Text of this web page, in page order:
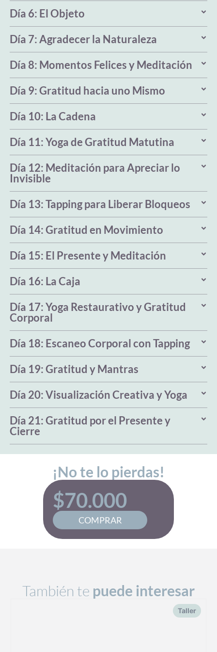
Día 6: El Objeto
Día 7: Agradecer la Naturaleza
Día 8: Momentos Felices y Meditación
Día 9: Gratitud hacia uno Mismo
Día 10: La Cadena
Día 11: Yoga de Gratitud Matutina
Día 12: Meditación para Apreciar lo
Invisible
Día 13: Tapping para Liberar Bloqueos
Día 14: Gratitud en Movimiento
Día 15: El Presente y Meditación
Día 16: La Caja
Día 17: Yoga Restaurativo y Gratitud
Corporal
Día 18: Escaneo Corporal con Tapping
Día 19: Gratitud y Mantras
Día 20: Visualización Creativa y Yoga
Día 21: Gratitud por el Presente y
Cierre
¡No te lo pierdas!
$70.000
COMPRAR
También te puede interesar
Taller